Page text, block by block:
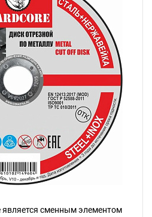
является сменным элементом